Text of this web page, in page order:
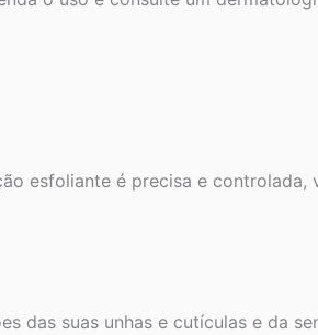
esfoliante é precisa e controlada,
das suas unhas e cutículas e da